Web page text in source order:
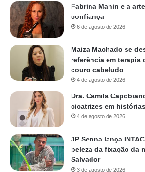
Fabrina Mahin e a
confiança
6 de agosto de 2026
Maiza Machado se
referência em terapia
couro cabeludo
4 de agosto de 2026
Dra. Camila
cicatrizes em
4 de agosto de 2026
JP Senna lança
beleza da fixação da
Salvador
3 de agosto de 2026